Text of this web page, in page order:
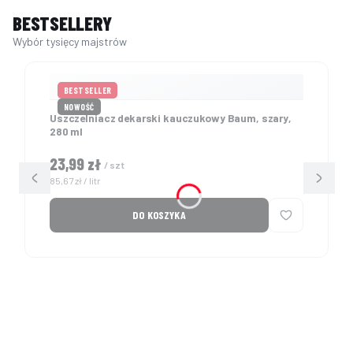
BESTSELLERY
BESTSELLER
NOWOŚĆ
Uszczelniacz dekarski kauczukowy Baum, szary,
280 ml
Cena
23,99 zł / szt
Cena jednostkowa
85,67 zł / litr
DO KOSZYKA